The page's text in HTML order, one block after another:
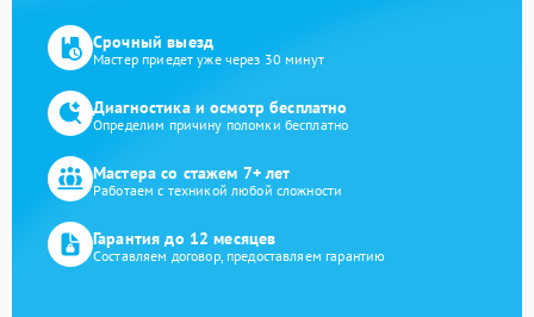
Срочный выезд
Мастер приедет уже через 30 минут
Диагностика и осмотр бесплатно
Определим причину поломки бесплатно
Мастера со стажем 7+ лет
Работаем с техникой любой сложности
Гарантия до 12 месяцев
Составляем договор, предоставляем гарантию